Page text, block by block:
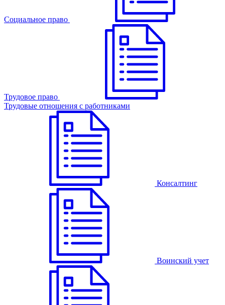
Cоциальное право
Трудовое право
Трудовые отношения с работниками
Консалтинг
Воинский учет